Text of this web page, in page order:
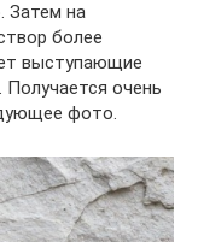
Затем на
более
выступающие
очень
фото.